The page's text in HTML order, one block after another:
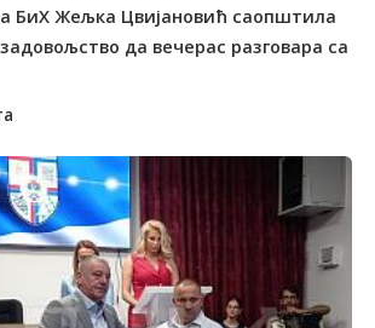
БиХ Жељка Цвијановић саопштила
задовољство да вечерас разговара са